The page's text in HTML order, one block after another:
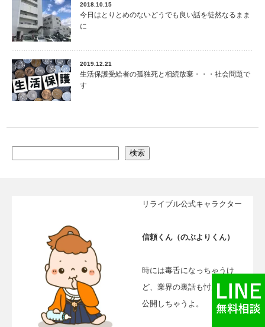
2018.10.15
今日はとりとめのないどうでも良い話を徒然なるまま
に
2019.12.21
生活保護受給者の孤独死と相続放棄・・・社会問題で
す
検索
リライブル公式キャラクター
信頼くん（のぶよりくん）
時には毒舌になっちゃうけ
ど、業界の裏話も忖度なしに
公開しちゃうよ。